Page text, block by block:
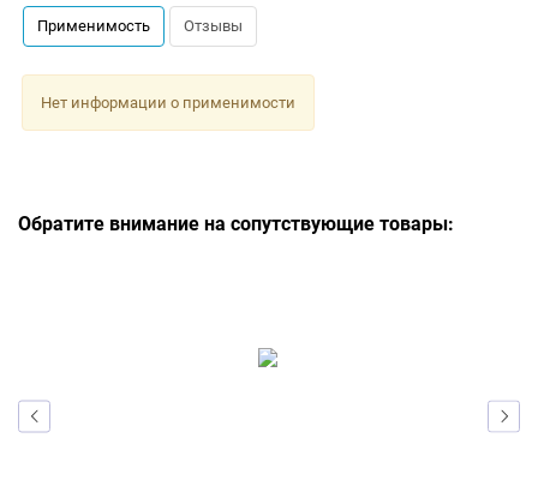
Применимость Отзывы
Нет информации о применимости
Обратите внимание на сопутствующие товары: